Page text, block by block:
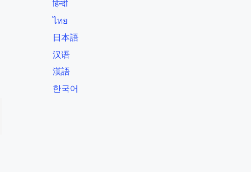
हिन्दी
ไทย
日本語
汉语
漢語
한국어